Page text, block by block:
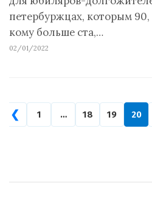
петербуржцах, которым 90,
кому больше ста,…
02/01/2022
❮ 1 … 18 19 20